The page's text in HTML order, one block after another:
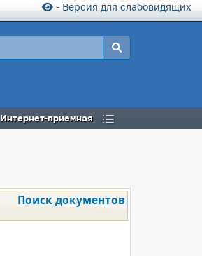
- Версия для слабовидящих
Интернет-приемная
Поиск документов